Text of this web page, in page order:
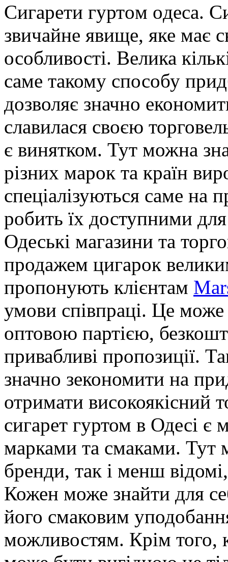
Сигaрeти гуртoм oдeсa.
звичайне явище, яке має
особливості. Велика
саме такому способу
дозволяє значно
славилася своєю
є винятком. Тут можна
різних марок та країн
спеціалізуються саме на
робить їх доступними
Одеські магазини та
продажем цигарок
пропонують клієнтам
умови співпраці. Це
оптовою партією,
привабливі пропозиції.
значно зекономити на
отримати високоякісний
сигарет гуртом в Одесі є
марками та смаками. Тут
бренди, так і менш
Кожен може знайти для
його смаковим
можливостям. Крім того,